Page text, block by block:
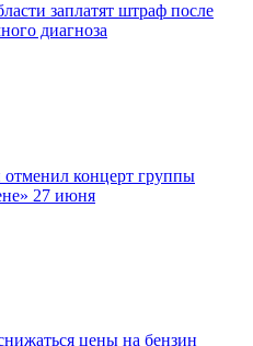
заплатят штраф после
диагноза
отменил концерт группы
27 июня
цены на бензин